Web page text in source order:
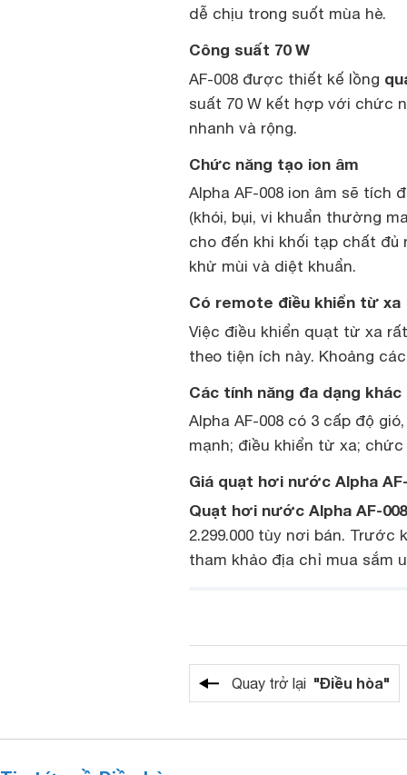
dễ chịu trong suốt mùa hè.
Công suất 70 W
AF-008 được thiết kế lồng
suất 70 W kết hợp với chức
nhanh và rộng.
Chức năng tạo ion âm
Alpha AF-008 ion âm sẽ tích
(khói, bụi, vi khuẩn thường
cho đến khi khối tạp chất
khử mùi và diệt khuẩn.
Có remote điều khiển từ xa
Việc điều khiển quạt từ xa
theo tiện ích này. Khoảng
Các tính năng đa dạng khác
Alpha AF-008 có 3 cấp độ
mạnh; điều khiển từ xa;
Giá quạt hơi nước Alpha
Quạt hơi nước Alpha AF-008
2.299.000 tùy nơi bán. Trước
tham khảo địa chỉ mua sắm
Quay trở lại "Điều hòa"